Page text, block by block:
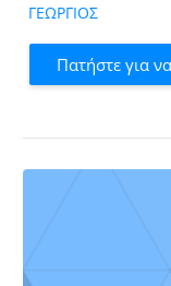
ΓΕΩΡΓΙΟΣ
Πατήστε για